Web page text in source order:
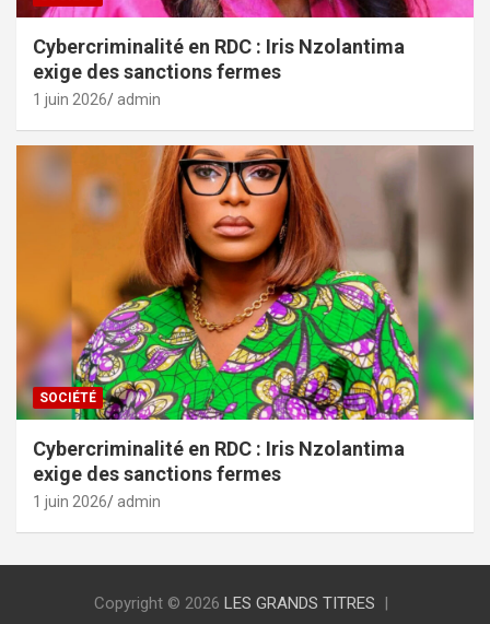
Cybercriminalité en RDC : Iris Nzolantima
exige des sanctions fermes
1 juin 2026 admin
SOCIÉTÉ
Cybercriminalité en RDC : Iris Nzolantima
exige des sanctions fermes
1 juin 2026 admin
Copyright © 2026 LES GRANDS TITRES